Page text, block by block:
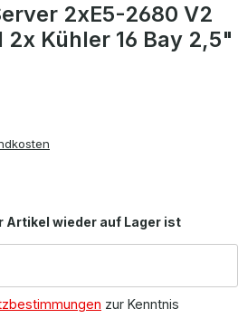
2xE5-2680 V2
2x Kühler 16 Bay 2,5"
Artikel wieder auf Lager ist
zur Kenntnis